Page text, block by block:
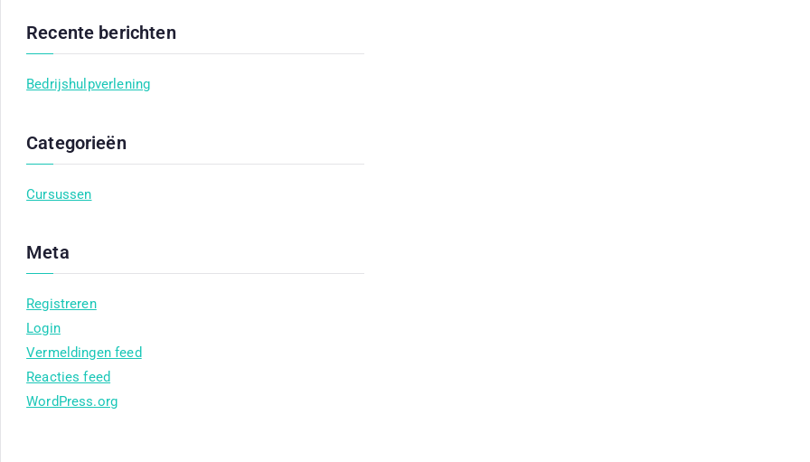
Recente berichten
Bedrijshulpverlening
Categorieën
Cursussen
Meta
Registreren
Login
Vermeldingen feed
Reacties feed
WordPress.org